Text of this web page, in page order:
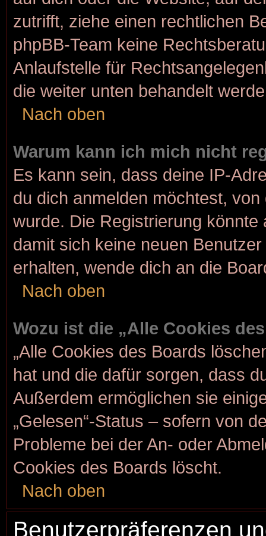
zutrifft, ziehe einen rechtlichen
phpBB-Team keine
Anlaufstelle für
die weiter unten behandelt
Nach oben
Warum kann ich mich nicht
Es kann sein, dass deine IP-
du dich anmelden möchtest,
wurde. Die Registrierung
damit sich keine neuen
erhalten, wende dich an die
Nach oben
Wozu ist die „Alle Cookies
„Alle Cookies des Boards
hat und die dafür sorgen, dass
Außerdem ermöglichen sie
„Gelesen“-Status – sofern von
Probleme bei der An- oder
Cookies des Boards löscht.
Nach oben
Benutzerpräferenzen